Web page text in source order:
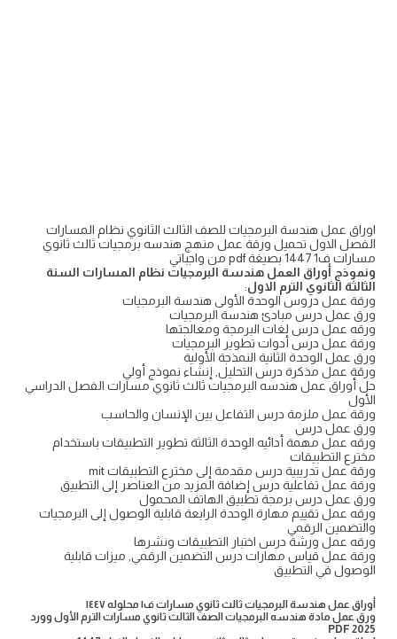
اوراق عمل هندسة البرمجيات للصف الثالث الثانوي نظام المسارات
الفصل الاول تحميل ورقة عمل منهج هندسه برمجيات ثالث ثانوي
مسارات ف1 1447 بصيغة pdf من واجباتي
ونموذج أوراق العمل هندسة البرمجيات نظام المسارات السنة
الثالثة الثانوي الترم الاول:
ورقة عمل دروس الوحدة الأولى هندسة البرمجيات
ورق عمل درس مبادئ هندسة البرمجيات
ورقه عمل درس لغات البرمجة ومعالجتها
ورقة عمل درس أدوات تطوير البرمجيات
ورق عمل الوحدة الثانية النمذجة الأولية
ورقة عمل مذكرة درس التحليل, إنشاء نموذج أولي
حل أوراق عمل هندسه البرمجيات ثالث ثانوي مسارات الفصل الدراسي
الأول
ورقة عمل ملزمة درس التفاعل بين الإنسان والحاسب
ورق عمل درس
ورقه عمل مهمة أدائيه الوحدة الثالثة تطوير التطبيقات باستخدام
مخترع التطبيقات
ورقة عمل تدريبية درس مقدمة إلى مخترع التطبيقات mit
ورقة عمل تفاعلية درس إضافة المزيد من العناصر إلى التطبيق
ورق عمل درس برمجة تطبيق الهاتف المحمول
ورقه عمل تقييم مهارة الوحدة الرابعة قابلية الوصول إلى البرمجيات
والتضمين الرقمي
ورقه عمل ورشة درس اختبار التطبيقات ونشرها
ورقة عمل قياس مهارات درس التضمين الرقمي, ميزات قابلية
الوصول في التطبيق
أوراق عمل هندسة البرمجيات ثالث ثانوي مسارات ف١ محلوله ١٤٤٧
ورق عمل مادة هندسه البرمجيات الصف الثالث ثانوي مسارات الترم الأول وورد
PDF 2025